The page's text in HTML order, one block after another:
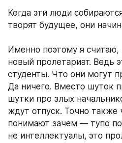
Когда эти люди
творят будущее, они
Именно поэтому я
новый пролетариат. Ведь
студенты. Что они могут
Да ничего. Вместо шуток
шутки про злых
ждут отпуск. Точно также
понимают зачем — тупо
не интеллектуалы, это